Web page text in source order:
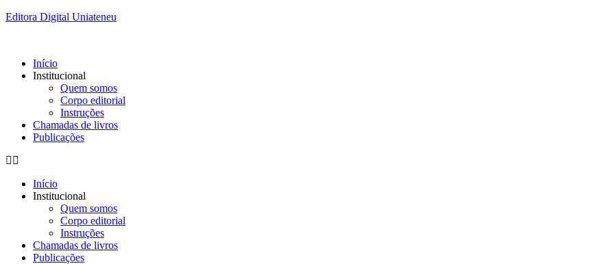
Editora Digital Uniateneu
Início
Institucional
Quem somos
Corpo editorial
Instruções
Chamadas de livros
Publicações
Início
Institucional
Quem somos
Corpo editorial
Instruções
Chamadas de livros
Publicações